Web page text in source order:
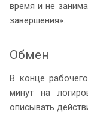
время и не
завершения».
Обмен
В конце
минут на
описывать